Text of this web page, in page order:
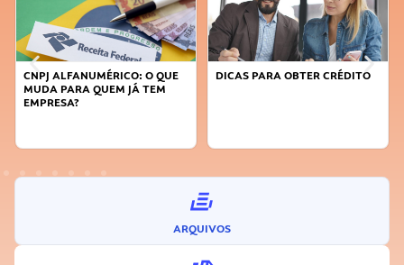
DICAS PARA OBTER CRÉDITO
FAÇA A DIFERENÇA: SEJA
ARQUIVOS